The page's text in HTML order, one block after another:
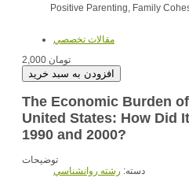
Positive Parenting, Family
مقالات تخصصي
2,000 تومان
The Economic Burden
United States: How Did
1990 and 2000?
توضیحات
دسته: رشته روانشناسي